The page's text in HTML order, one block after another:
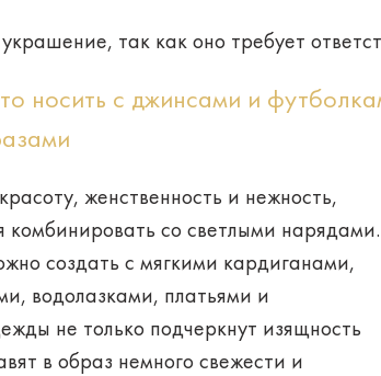
так как оно требует
носить с джинсами и
женственность и нежность,
комбинировать со светлыми нарядами.
создать с мягкими кардиганами,
водолазками, платьями и
не только подчеркнут изящность
в образ немного свежести и